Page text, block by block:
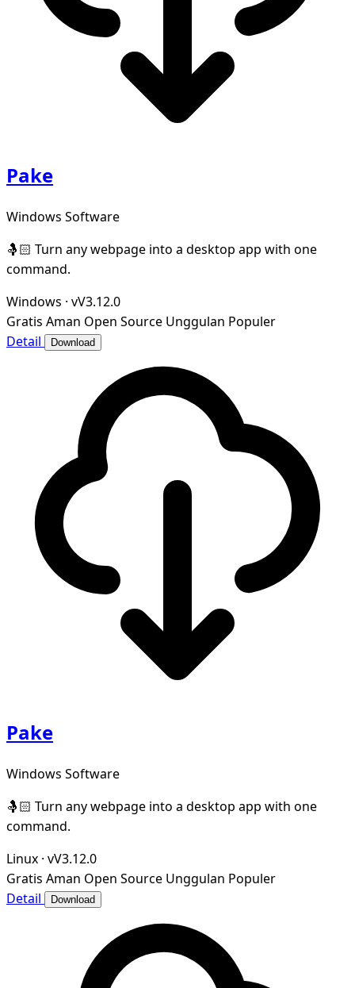
Pake
Windows Software
🤱🏻 Turn any webpage into a desktop app with one
command.
Windows · vV3.12.0
Gratis Aman Open Source Unggulan Populer
Detail
Download
Pake
Windows Software
🤱🏻 Turn any webpage into a desktop app with one
command.
Linux · vV3.12.0
Gratis Aman Open Source Unggulan Populer
Detail
Download